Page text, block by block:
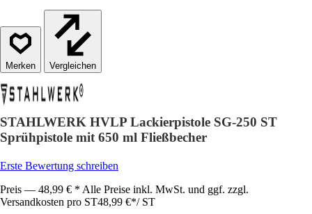
Vergleichen
STAHLWERK HVLP Lackierpistole SG-250 ST
Sprühpistole mit 650 ml Fließbecher
Erste Bewertung schreiben
Preis — 48,99 € * Alle Preise inkl. MwSt. und ggf. zzgl.
Versandkosten pro ST48,99 €*/ ST